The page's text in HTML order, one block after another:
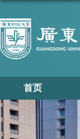
首页